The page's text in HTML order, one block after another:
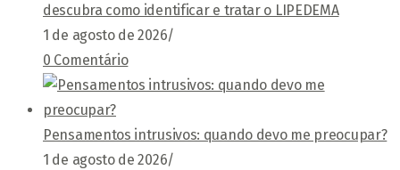
descubra como identificar e tratar o LIPEDEMA
1 de agosto de 2026/
0 Comentário
Pensamentos intrusivos: quando devo me preocupar?
1 de agosto de 2026/